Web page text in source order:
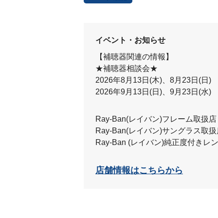
イベント・お知らせ
【補聴器関連の情報】
★補聴器相談会★
2026年8月13日(木)、8月23日(日)
2026年9月13日(日)、9月23日(水)
Ray-Ban(レイバン)フレーム取扱店
Ray-Ban(レイバン)サングラス取扱
Ray-Ban (レイバン)純正度付きレ
店舗情報はこちらから